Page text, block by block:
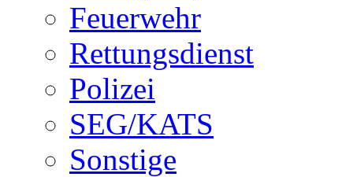
Feuerwehr
Rettungsdienst
Polizei
SEG/KATS
Sonstige